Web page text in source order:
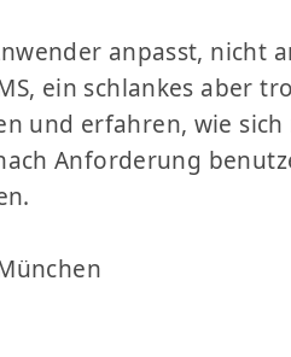
anpasst, nicht
ein schlankes aber
und erfahren, wie
Anforderung